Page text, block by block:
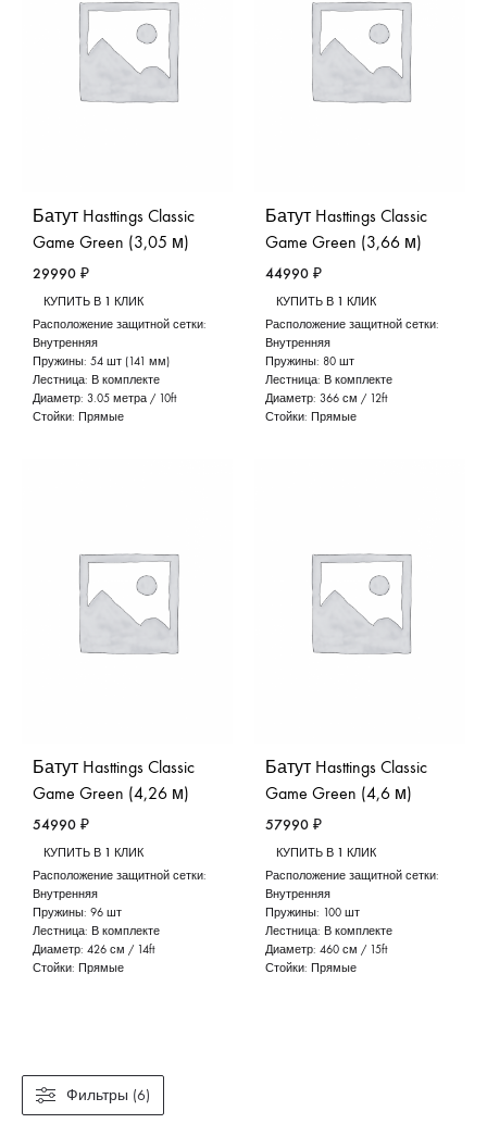
Батут Hasttings Classic
Game Green (3,05 м)
29990 ₽
КУПИТЬ В 1 КЛИК
Расположение защитной сетки:
Внутренняя
Пружины: 54 шт (141 мм)
Лестница: В комплекте
Диаметр: 3.05 метра / 10ft
Стойки: Прямые
Батут Hasttings Classic
Game Green (3,66 м)
44990 ₽
КУПИТЬ В 1 КЛИК
Расположение защитной сетки:
Внутренняя
Пружины: 80 шт
Лестница: В комплекте
Диаметр: 366 см / 12ft
Стойки: Прямые
Батут Hasttings Classic
Game Green (4,26 м)
54990 ₽
КУПИТЬ В 1 КЛИК
Расположение защитной сетки:
Внутренняя
Пружины: 96 шт
Лестница: В комплекте
Диаметр: 426 см / 14ft
Стойки: Прямые
Батут Hasttings Classic
Game Green (4,6 м)
57990 ₽
КУПИТЬ В 1 КЛИК
Расположение защитной сетки:
Внутренняя
Пружины: 100 шт
Лестница: В комплекте
Диаметр: 460 см / 15ft
Стойки: Прямые
Фильтры (6)